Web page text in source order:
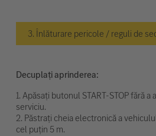
3. Înlăturare pericole / reguli de
Decuplați aprinderea:
1. Apăsați butonul START-STOP fără a
serviciu.
2. Păstrați cheia electronică a
cel puțin 5 m.